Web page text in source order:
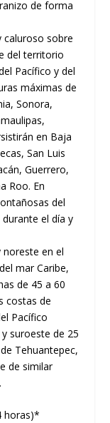
de forma
caluroso sobre
del territorio
Pacífico y del
máximas de
Sonora,
en Baja
San Luis
Guerrero,
Roo. En
del
el día y
noreste en el
mar Caribe,
de 45 a 60
costas de
Pacífico
suroeste de 25
Tehuantepec,
de similar
horas)*